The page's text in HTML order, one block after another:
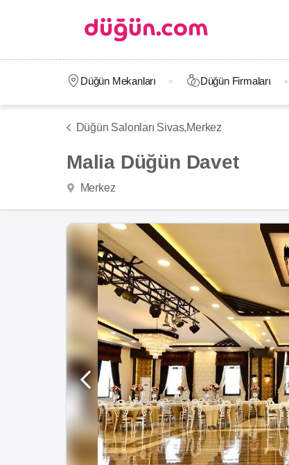
Düğün Mekanları Düğün Firmaları
Düğün Salonları Sivas,Merkez
Malia Düğün Davet
Merkez